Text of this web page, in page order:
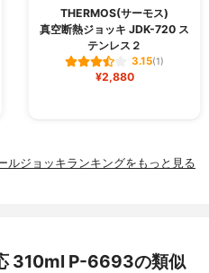
THERMOS(サーモス)
真空断熱ジョッキ JDK-720 ス
テンレス２
3.15(1)
¥2,880
ルジョッキランキングをもっと見る
310ml P-6693の類似